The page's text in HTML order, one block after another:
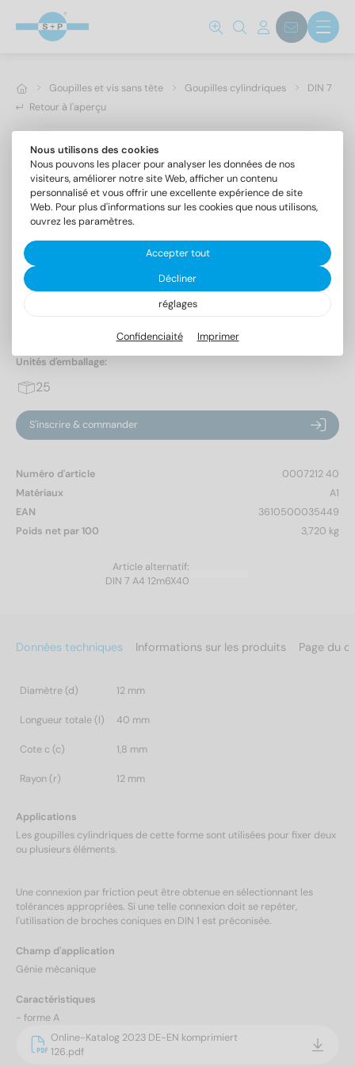
Goupilles et vis sans tête Goupilles cylindriques DIN 7
Retour à l'aperçu
DIN 7 1.4305 12m6X40
Goupilles cylindriques forme A, tolérance m6
Unités d'emballage:
25
S'inscrire & commander
Numéro d'article
0007212 40
Matériaux
A1
EAN
3610500035449
Poids net par 100
3,720 kg
Article alternatif:
DIN 7 A4 12m6X40
Données techniques Informations sur les produits Page du
Diamètre (d) 12 mm
Longueur totale (l) 40 mm
Cote c (c) 1,8 mm
Rayon (r) 12 mm
Applications
Les goupilles cylindriques de cette forme sont utilisées pour fixer deux
ou plusieurs éléments.
Une connexion par friction peut être obtenue en sélectionnant les
tolérances appropriées. Si une telle connexion doit se repéter,
l'utilisation de broches coniques en DIN 1 est préconisée.
Champ d'application
Génie mécanique
Caractéristiques
- forme A
Online-Katalog 2023 DE-EN komprimiert
126.pdf
Nous utilisons des cookies
Nous pouvons les placer pour analyser les données de nos
visiteurs, améliorer notre site Web, afficher un contenu
personnalisé et vous offrir une excellente expérience de site
Web. Pour plus d'informations sur les cookies que nous utilisons,
ouvrez les paramètres.
Accepter tout
Décliner
réglages
Confidenciaité Imprimer